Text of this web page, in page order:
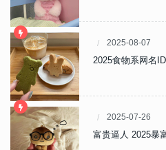
2025-08-07
2025食物系网名
2025-07-26
富贵逼人 2025暴